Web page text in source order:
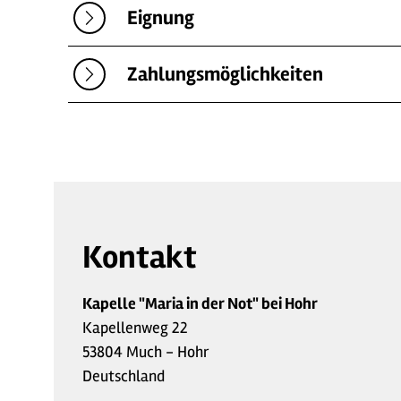
Eignung
Zahlungsmöglichkeiten
Kontakt
Kapelle "Maria in der Not" bei Hohr
Kapellenweg 22
53804 Much - Hohr
Deutschland